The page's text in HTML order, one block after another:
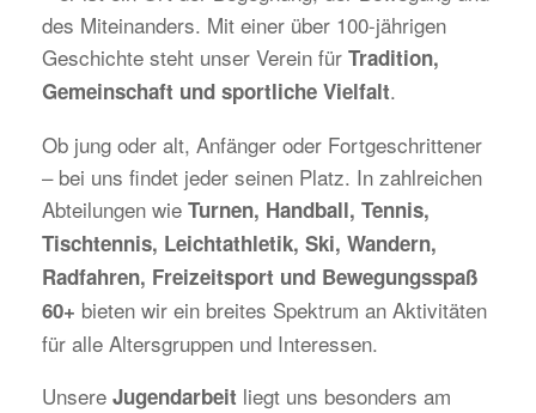
des Miteinanders. Mit einer über 100-jährigen
Geschichte steht unser Verein für Tradition,
Gemeinschaft und sportliche Vielfalt.
Ob jung oder alt, Anfänger oder Fortgeschrittener
– bei uns findet jeder seinen Platz. In zahlreichen
Abteilungen wie Turnen, Handball, Tennis,
Tischtennis, Leichtathletik, Ski, Wandern,
Radfahren, Freizeitsport und Bewegungsspaß
60+ bieten wir ein breites Spektrum an Aktivitäten
für alle Altersgruppen und Interessen.
Unsere Jugendarbeit liegt uns besonders am